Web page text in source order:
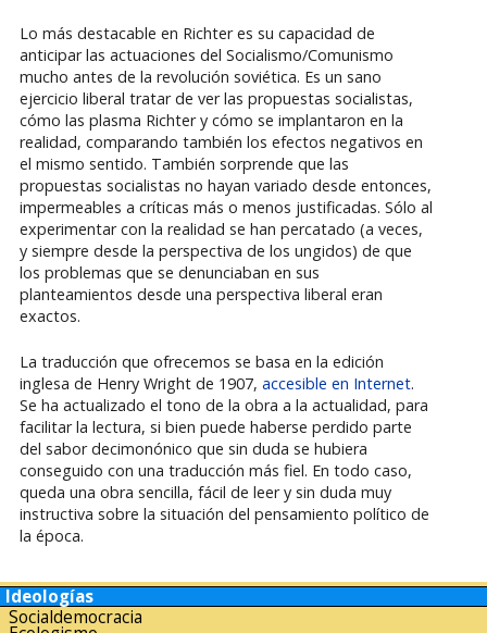
Lo más destacable en Richter es su capacidad de
anticipar las actuaciones del Socialismo/Comunismo
mucho antes de la revolución soviética. Es un sano
ejercicio liberal tratar de ver las propuestas socialistas,
cómo las plasma Richter y cómo se implantaron en la
realidad, comparando también los efectos negativos en
el mismo sentido. También sorprende que las
propuestas socialistas no hayan variado desde entonces,
impermeables a críticas más o menos justificadas. Sólo al
experimentar con la realidad se han percatado (a veces,
y siempre desde la perspectiva de los ungidos) de que
los problemas que se denunciaban en sus
planteamientos desde una perspectiva liberal eran
exactos.
La traducción que ofrecemos se basa en la edición
inglesa de Henry Wright de 1907, accesible en Internet.
Se ha actualizado el tono de la obra a la actualidad, para
facilitar la lectura, si bien puede haberse perdido parte
del sabor decimonónico que sin duda se hubiera
conseguido con una traducción más fiel. En todo caso,
queda una obra sencilla, fácil de leer y sin duda muy
instructiva sobre la situación del pensamiento político de
la época.
Ideologías
Socialdemocracia